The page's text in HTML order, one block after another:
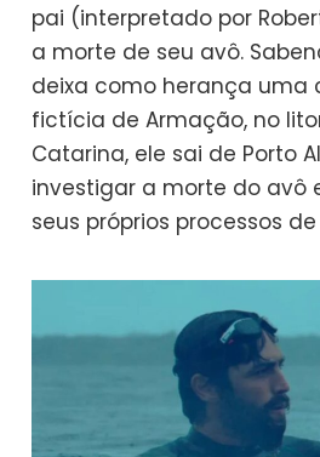
pai (interpretado por
a morte de seu avô.
deixa como herança uma
fictícia de Armação, no
Catarina, ele sai de Porto
investigar a morte do avô
seus próprios processos